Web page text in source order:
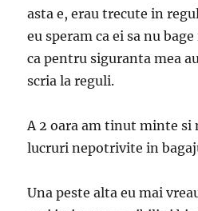
asta e, erau trecute in
eu speram ca ei sa nu
ca pentru siguranta mea
scria la reguli.
A 2 oara am tinut minte
lucruri nepotrivite in
Una peste alta eu mai